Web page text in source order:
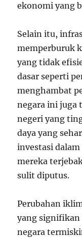
ekonomi yang
Selain itu,
memperburuk
yang tidak
dasar seperti
menghambat
negara ini juga
negeri yang
daya yang
investasi
mereka
sulit diputus.
Perubahan
yang
negara